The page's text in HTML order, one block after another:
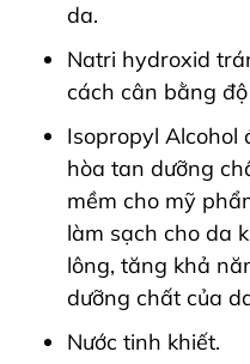
da.
Natri hydroxid
cách cân bằng
Isopropyl Alcohol
hòa tan dưỡng
mềm cho mỹ
làm sạch cho da
lông, tăng khả
dưỡng chất của
Nước tinh khiết.